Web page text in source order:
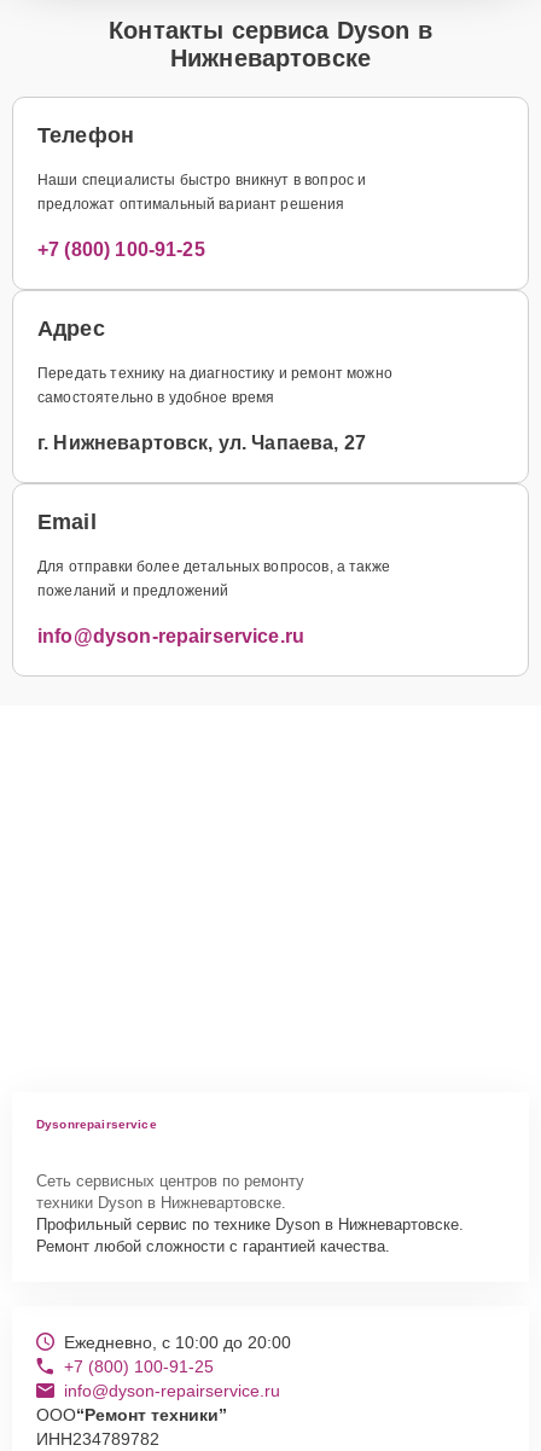
Контакты сервиса Dyson в
Нижневартовске
Телефон
Наши специалисты быстро вникнут в вопрос и
предложат оптимальный вариант решения
+7 (800) 100-91-25
Адрес
Передать технику на диагностику и ремонт можно
самостоятельно в удобное время
г. Нижневартовск, ул. Чапаева, 27
Email
Для отправки более детальных вопросов, а также
пожеланий и предложений
info@dyson-repairservice.ru
Dysonrepairservice
Сеть сервисных центров по ремонту
техники Dyson в Нижневартовске.
Профильный сервис по технике Dyson в Нижневартовске.
Ремонт любой сложности с гарантией качества.
Ежедневно, с 10:00 до 20:00
+7 (800) 100-91-25
info@dyson-repairservice.ru
ООО“Ремонт техники”
ИНН234789782